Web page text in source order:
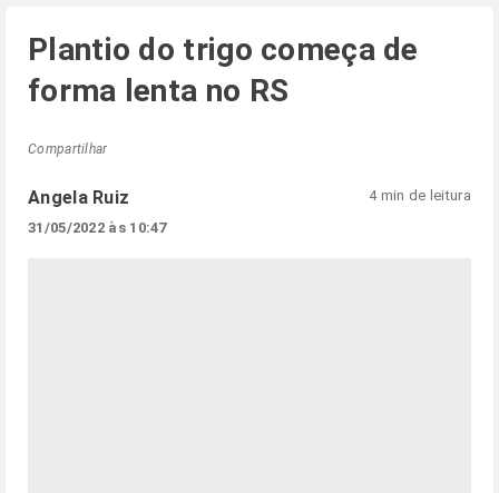
Plantio do trigo começa de
forma lenta no RS
Compartilhar
Angela Ruiz
31/05/2022 às 10:47
4 min de leitura